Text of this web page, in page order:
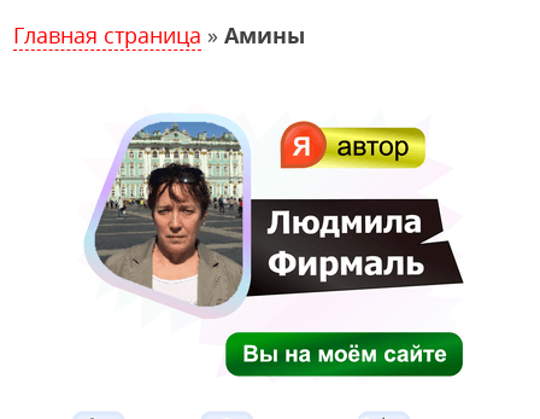
Главная страница »Амины